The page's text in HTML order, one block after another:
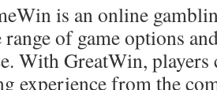
is an online
of game options
With GreatWin, players
experience from the